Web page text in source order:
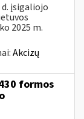
įsigaliojo
2025 m.
Akcizų
formos